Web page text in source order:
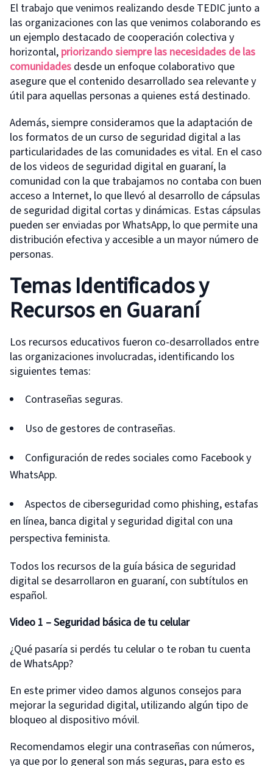
El trabajo que venimos realizando desde TEDIC junto a
las organizaciones con las que venimos colaborando es
un ejemplo destacado de cooperación colectiva y
horizontal, priorizando siempre las necesidades de las
comunidades desde un enfoque colaborativo que
asegure que el contenido desarrollado sea relevante y
útil para aquellas personas a quienes está destinado.
Además, siempre consideramos que la adaptación de
los formatos de un curso de seguridad digital a las
particularidades de las comunidades es vital. En el caso
de los videos de seguridad digital en guaraní, la
comunidad con la que trabajamos no contaba con buen
acceso a Internet, lo que llevó al desarrollo de cápsulas
de seguridad digital cortas y dinámicas. Estas cápsulas
pueden ser enviadas por WhatsApp, lo que permite una
distribución efectiva y accesible a un mayor número de
personas.
Temas Identificados y
Recursos en Guaraní
Los recursos educativos fueron co-desarrollados entre
las organizaciones involucradas, identificando los
siguientes temas:
Contraseñas seguras.
Uso de gestores de contraseñas.
Configuración de redes sociales como Facebook y
WhatsApp.
Aspectos de ciberseguridad como phishing, estafas
en línea, banca digital y seguridad digital con una
perspectiva feminista.
Todos los recursos de la guía básica de seguridad
digital se desarrollaron en guaraní, con subtítulos en
español.
Video 1 – Seguridad básica de tu celular
¿Qué pasaría si perdés tu celular o te roban tu cuenta
de WhatsApp?
En este primer video damos algunos consejos para
mejorar la seguridad digital, utilizando algún tipo de
bloqueo al dispositivo móvil.
Recomendamos elegir una contraseñas con números,
ya que por lo general son más seguras, para esto es